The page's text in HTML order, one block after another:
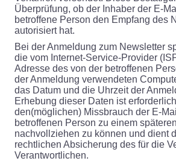
Überprüfung, ob der Inhaber der E-
betroffene Person den Empfang des
autorisiert hat.
Bei der Anmeldung zum Newsletter
die vom Internet-Service-Provider
Adresse des von der betroffenen
der Anmeldung verwendeten
das Datum und die Uhrzeit der
Erhebung dieser Daten ist
den(möglichen) Missbrauch der E-
betroffenen Person zu einem
nachvollziehen zu können und dient
rechtlichen Absicherung des für die
Verantwortlichen.